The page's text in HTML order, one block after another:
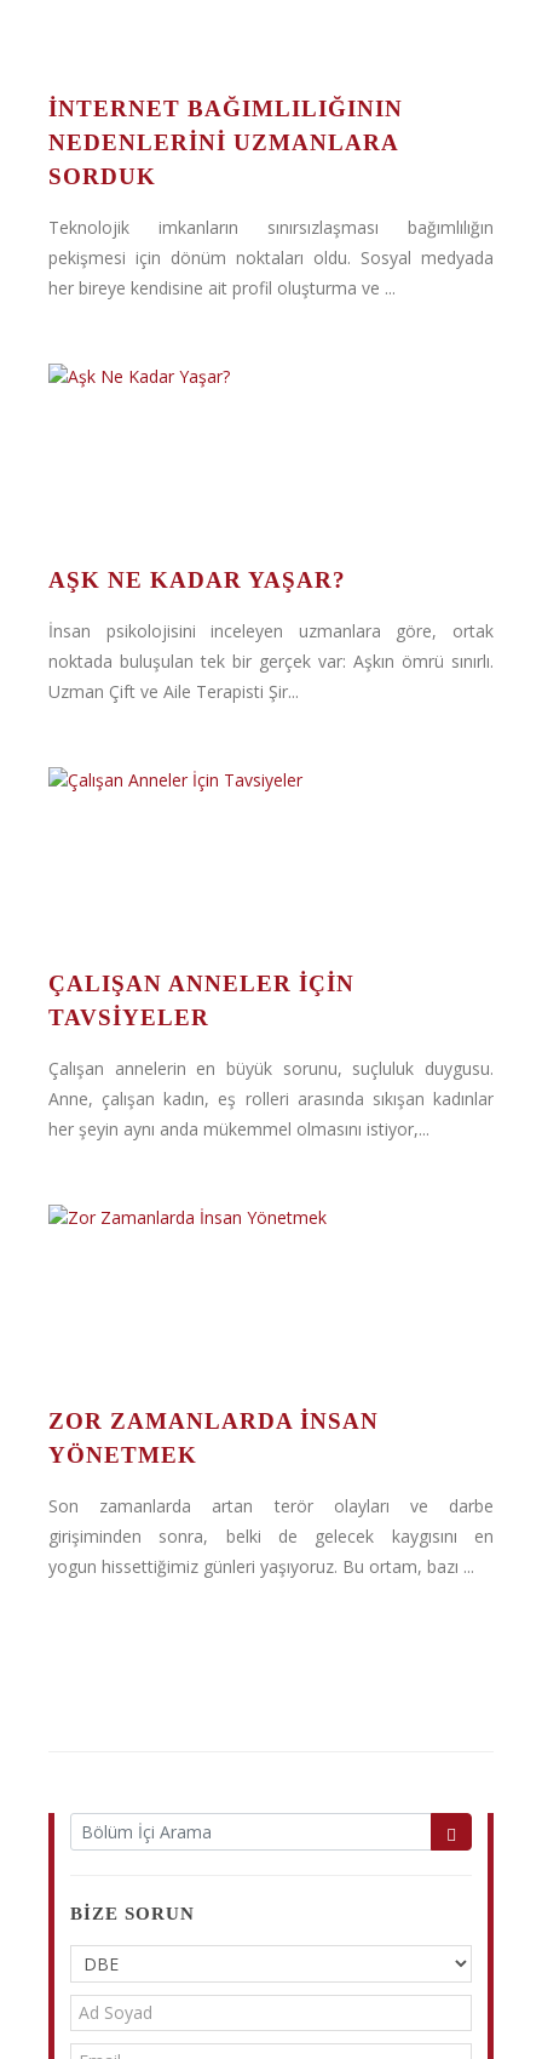
İNTERNET BAĞIMLILIĞININ
NEDENLERINI UZMANLARA
SORDUK
Teknolojik imkanların sınırsızlaşması bağımlılığın
pekişmesi için dönüm noktaları oldu. Sosyal medyada
her bireye kendisine ait profil oluşturma ve ...
AŞK NE KADAR YAŞAR?
İnsan psikolojisini inceleyen uzmanlara göre, ortak
noktada buluşulan tek bir gerçek var: Aşkın ömrü sınırlı.
Uzman Çift ve Aile Terapisti Şir...
ÇALIŞAN ANNELER İÇIN
TAVSIYELER
Çalışan annelerin en büyük sorunu, suçluluk duygusu.
Anne, çalışan kadın, eş rolleri arasında sıkışan kadınlar
her şeyin aynı anda mükemmel olmasını istiyor,...
ZOR ZAMANLARDA İNSAN
YÖNETMEK
Son zamanlarda artan terör olayları ve darbe
girişiminden sonra, belki de gelecek kaygısını en
yogun hissettiğimiz günleri yaşıyoruz. Bu ortam, bazı ...
BIZE SORUN